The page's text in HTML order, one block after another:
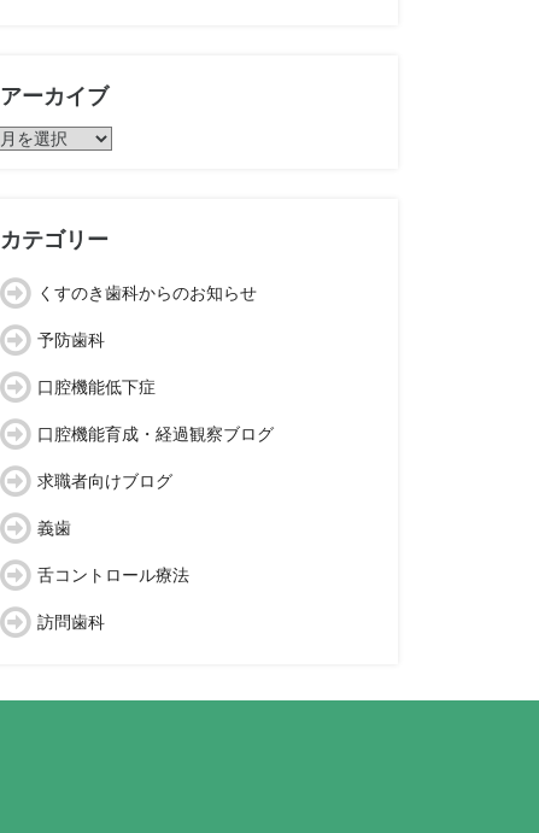
アーカイブ
ア
ブ
カテゴリー
くすのき歯科からのお知らせ
予防歯科
口腔機能低下症
口腔機能育成・経過観察ブログ
求職者向けブログ
義歯
舌コントロール療法
訪問歯科